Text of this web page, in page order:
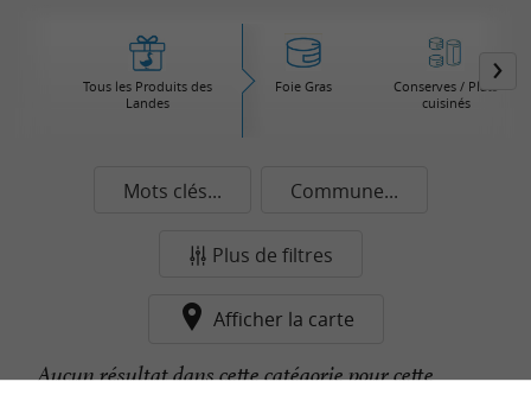
Tous les Produits des
Landes
Foie Gras
Conserves / Plats
cuisinés
Mots clés... Commune...
Plus de filtres
Afficher la carte
Aucun résultat dans cette catégorie pour cette